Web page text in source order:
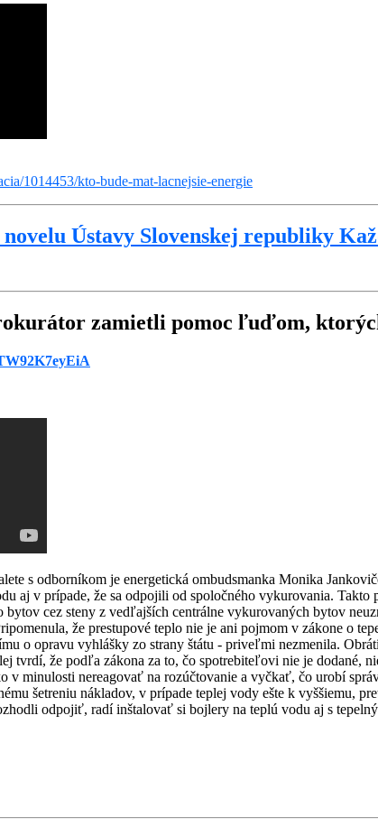
1014453/kto-bude-mat-lacnejsie-energie
Ústavy Slovenskej republiky
zamietli pomoc ľuďom,
s odborníkom je energetická ombudsmanka Monika
aj v prípade, že sa odpojili od spoločného vykurovania.
cez steny z vedľajších centrálne vykurovaných bytov
že prestupové teplo nie je ani pojmom v zákone o
o opravu vyhlášky zo strany štátu - priveľmi nezmenila.
tvrdí, že podľa zákona za to, čo spotrebiteľovi nie je dodané,
minulosti nereagovať na rozúčtovanie a vyčkať, čo urobí
šetreniu nákladov, v prípade teplej vody ešte k vyššiemu,
odpojiť, radí inštalovať si bojlery na teplú vodu aj s